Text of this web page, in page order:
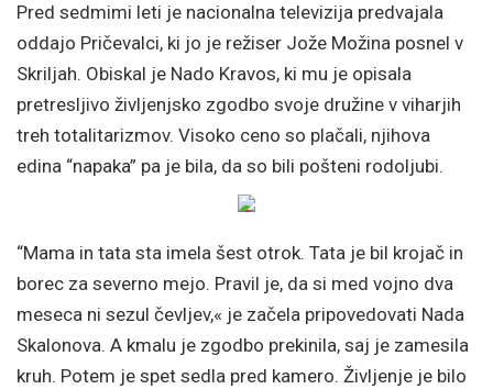
Pred sedmimi leti je nacionalna televizija predvajala
oddajo Pričevalci, ki jo je režiser Jože Možina posnel v
Skriljah. Obiskal je Nado Kravos, ki mu je opisala
pretresljivo življenjsko zgodbo svoje družine v viharjih
treh totalitarizmov. Visoko ceno so plačali, njihova
edina “napaka” pa je bila, da so bili pošteni rodoljubi.
“Mama in tata sta imela šest otrok. Tata je bil krojač in
borec za severno mejo. Pravil je, da si med vojno dva
meseca ni sezul čevljev,« je začela pripovedovati Nada
Skalonova. A kmalu je zgodbo prekinila, saj je zamesila
kruh. Potem je spet sedla pred kamero. Življenje je bilo